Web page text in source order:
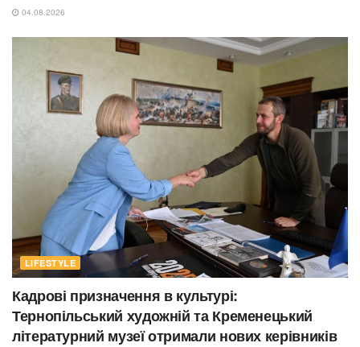
04.08.2026
LIFESTYLE
Кадрові призначення в культурі:
Тернопільський художній та Кременецький
літературний музеї отримали нових керівників